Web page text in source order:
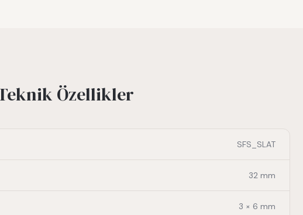
Özellikler
SFS_SLAT
32 mm
3 × 6 mm